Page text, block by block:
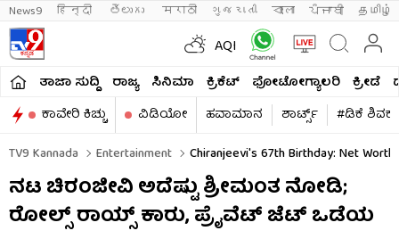
News9 हिन्दी తెలుగు मराठी ગુજરાતી বাংলা ਪੰਜਾਬੀ தமிழ்
AQI
ತಾಜಾ ಸುದ್ದಿ ರಾಜ್ಯ ಸಿನಿಮಾ ಕ್ರಿಕೆಟ್​ ಫೋಟೋಗ್ಯಾಲರಿ ಕ್ರೀಡೆ
ಕಾವೇರಿ ಕಿಚ್ಚು
ವಿಡಿಯೋ ಹವಾಮಾನ ಶಾರ್ಟ್ಸ್​
#ಡಿಕೆ
TV9 Kannada
Entertainment Chiranjeevi's 67th Birthday: Net
ನಟ ಚಿರಂಜೀವಿ ಅದೆಷ್ಟು ಶ್ರೀಮಂತ ನೋಡಿ;
ರೋಲ್ಸ್ ರಾಯ್ಸ್ ಕಾರು, ಪ್ರೈವೆಟ್ ಜೆಟ್ ಒಡೆಯ